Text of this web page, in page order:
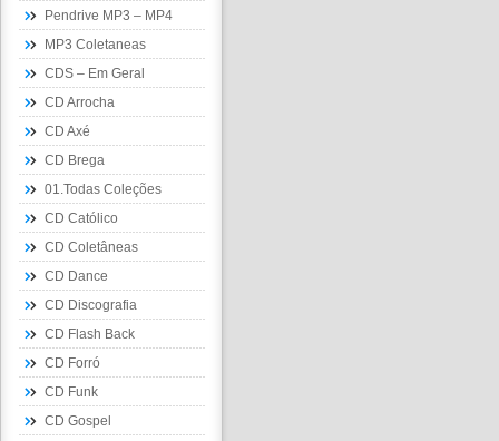
Pendrive MP3 – MP4
MP3 Coletaneas
CDS – Em Geral
CD Arrocha
CD Axé
CD Brega
01.Todas Coleções
CD Católico
CD Coletâneas
CD Dance
CD Discografia
CD Flash Back
CD Forró
CD Funk
CD Gospel